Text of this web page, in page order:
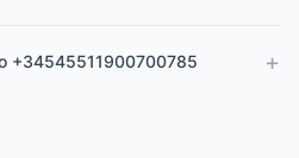
+34545511900700785 +